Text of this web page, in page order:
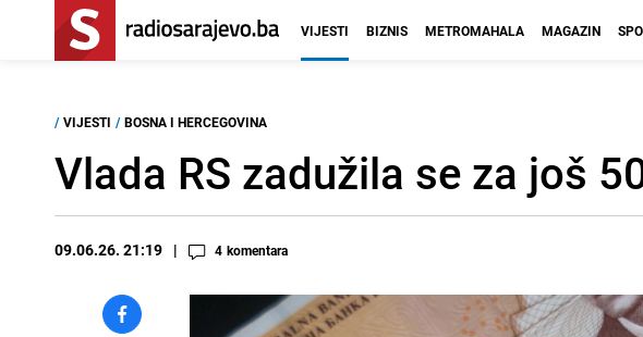
VIJESTI BIZNIS METROMAHALA MAGAZIN
/ VIJESTI / BOSNA I HERCEGOVINA
Vlada RS zadužila se za još
09.06.26. 21:19 4 komentara